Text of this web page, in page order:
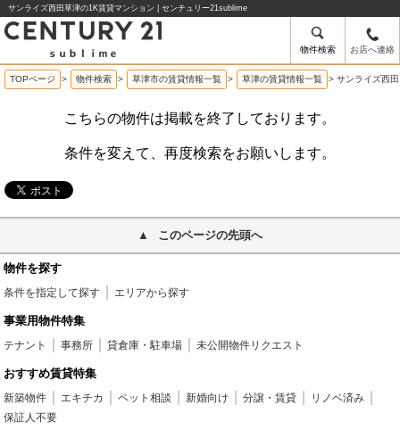
サンライズ西田草津の1K賃貸マンション | センチュリー21sublime
物件検索 お店へ連絡
TOPページ > 物件検索 > 草津市の賃貸情報一覧 > 草津の賃貸情報一覧 > サンライズ西
こちらの物件は掲載を終了しております。
条件を変えて、再度検索をお願いします。
このページの先頭へ
物件を探す
条件を指定して探す エリアから探す
事業用物件特集
テナント 事務所 貸倉庫・駐車場 未公開物件リクエスト
おすすめ賃貸特集
新築物件 エキチカ ペット相談 新婚向け 分譲・賃貸
リノベ済み
保証人不要